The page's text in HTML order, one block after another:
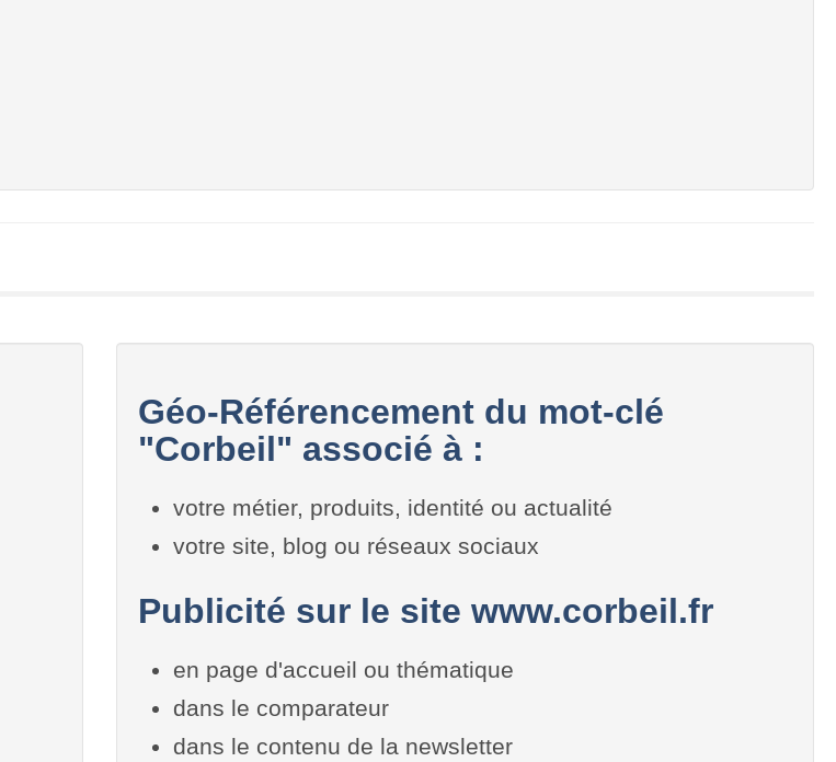
Géo-Référencement du mot-clé
"Corbeil" associé à :
votre métier, produits, identité ou actualité
votre site, blog ou réseaux sociaux
Publicité sur le site www.corbeil.fr
en page d'accueil ou thématique
dans le comparateur
dans le contenu de la newsletter